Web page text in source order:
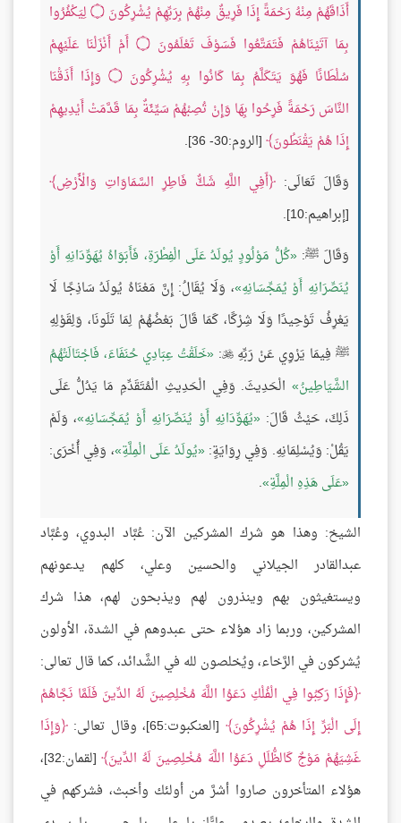
أَذَاقَهُمْ مِنْهُ رَحْمَةً إِذَا فَرِيقٌ مِنْهُمْ بِرَبِّهِمْ يُشْرِكُونَ
لِيَكْفُرُوا
بِمَا آتَيْنَاهُمْ فَتَمَتَّعُوا فَسَوْفَ تَعْلَمُونَ ۝
أَمْ أَنْزَلْنَا عَلَيْهِمْ
سُلْطَانًا فَهُوَ يَتَكَلَّمُ بِمَا كَانُوا بِهِ يُشْرِكُونَ
وَإِذَا أَذَقْنَا
النَّاسَ رَحْمَةً فَرِحُوا بِهَا وَإِنْ تُصِبْهُمْ سَيِّئَةٌ بِمَا قَدَّمَتْ أَيْدِيهِمْ
إِذَا هُمْ يَقْنَطُونَ [الروم:30- 36].
وَقَالَ تَعَالَى:
أَفِي اللَّهِ شَكٌّ فَاطِرِ السَّمَاوَاتِ وَالْأَرْضِ
[إبراهيم:10].
وَقَالَ ﷺ: كُلُّ مَوْلُودٍ يُولَدُ عَلَى الْفِطْرَةِ، فَأَبَوَاهُ يُهَوِّدَانِهِ أَوْ
يُنَصِّرَانِهِ أَوْ يُمَجِّسَانِهِ ، وَلَا يُقَالُ: إِنَّ مَعْنَاهُ يُولَدُ سَاذِجًا لَا
يَعْرِفُ تَوْحِيدًا وَلَا شِرْكًا، كَمَا قَالَ بَعْضُهُمْ لِمَا تَلَونَا، وَلِقَوْلِهِ
ﷺ فِيمَا يَرْوِي عَنْ رَبِّهِ
: خَلَقْتُ عِبَادِي حُنَفَاءَ، فَاجْتَالَتْهُمُ
الشَّيَاطِينُ
الْحَدِيثَ. وَفِي الْحَدِيثِ الْمُتَقَدِّمِ مَا يَدُلُّ عَلَى
ذَلِكَ، حَيْثُ قَالَ: يُهَوِّدَانِهِ أَوْ يُنَصِّرَانِهِ أَوْ يُمَجِّسَانِهِ ، وَلَمْ
يَقُلْ: وَيُسْلِمَانِهِ. وَفِي رِوَايَةٍ: يُولَدُ عَلَى الْمِلَّةِ ، وَفِي أُخْرَى:
عَلَى هَذِهِ الْمِلَّةِ .
الشيخ: وهذا هو شرك المشركين الآن: عُبَّاد البدوي، وعُبَّاد
عبدالقادر الجيلاني والحسين وعلي، كلهم يدعونهم
ويستغيثون بهم وينذرون لهم ويذبحون لهم، هذا شرك
المشركين، وربما زاد هؤلاء حتى عبدوهم في الشدة، الأولون
يُشركون في الرَّخاء، ويُخلصون لله في الشَّدائد، كما قال تعالى:
فَإِذَا رَكِبُوا فِي الْفُلْكِ دَعَوُا اللَّهَ مُخْلِصِينَ لَهُ الدِّينَ فَلَمَّا نَجَّاهُمْ
إِلَى الْبَرِّ إِذَا هُمْ يُشْرِكُونَ [العنكبوت:65]، وقال تعالى:
وَإِذَا
غَشِيَهُمْ مَوْجٌ كَالظُّلَلِ دَعَوُا اللَّهَ مُخْلِصِينَ لَهُ الدِّينَ
[لقمان:32]،
هؤلاء المتأخرون صاروا أشرَّ من أولئك وأخبث، فشركهم في